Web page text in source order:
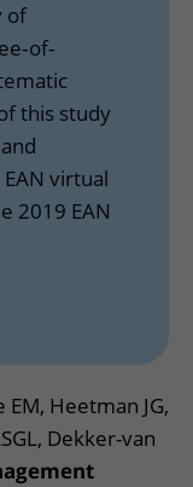
of
this study
virtual
2019 EAN
Heetman JG,
Dekker-van